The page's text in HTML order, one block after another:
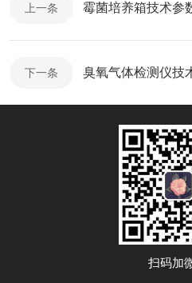
上一条 霉菌培养箱技术参
下一条 臭氧气体检测仪技
扫码加